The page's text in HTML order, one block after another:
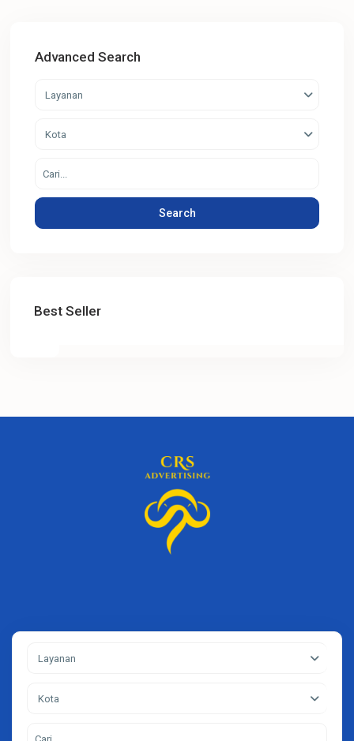
Advanced Search
Layanan
Kota
Search
Best Seller
Layanan
Kota